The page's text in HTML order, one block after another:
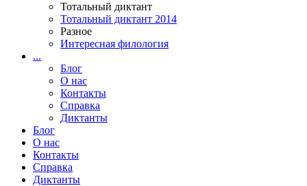
Тотальный диктант
Тотальный диктант 2014
Разное
Интересная филология
...
Блог
О нас
Контакты
Справка
Диктанты
Блог
О нас
Контакты
Справка
Диктанты